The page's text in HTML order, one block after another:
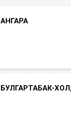
АНГАРА
БУЛГАРТАБАК-